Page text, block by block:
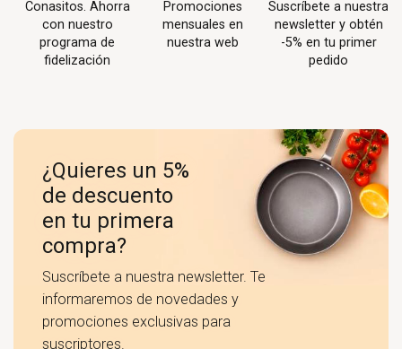
Conasitos. Ahorra
con nuestro
programa de
fidelización
Promociones
mensuales en
nuestra web
Suscríbete a nuestra
newsletter y obtén
-5% en tu primer
pedido
¿Quieres un 5%
de descuento
en tu primera
compra?
Suscríbete a nuestra newsletter. Te
informaremos de novedades y
promociones exclusivas para
suscriptores.